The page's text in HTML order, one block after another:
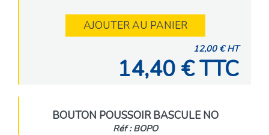
AJOUTER AU PANIER
12,00 € HT
14,40 € TTC
BOUTON POUSSOIR BASCULE NO
Réf : BOPO